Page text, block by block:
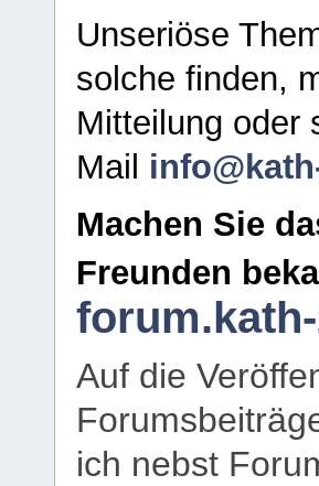
Unseriöse
solche finden,
Mitteilung oder
Mail
Machen Sie
Freunden
Auf die
ich nebst